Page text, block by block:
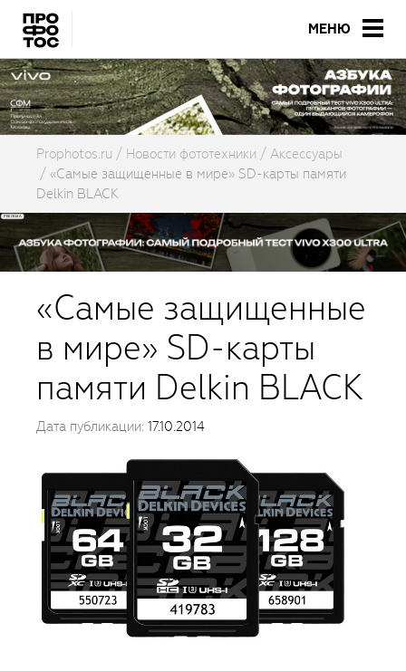
МЕНЮ
Prophotos.ru Новости фототехники
Аксессуары
«Самые защищенные в мире» SD-карты памяти
Delkin BLACK
«Самые защищенные
в мире» SD-карты
памяти Delkin BLACK
Дата публикации: 17.10.2014